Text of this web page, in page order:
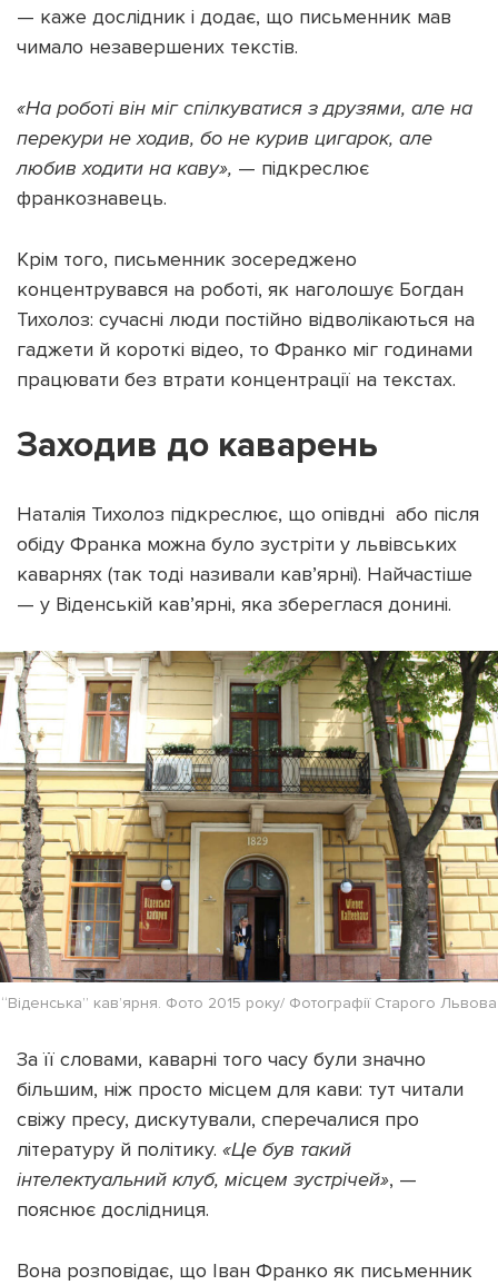
— каже дослідник і додає, що письменник мав
чимало незавершених текстів.
«На роботі він міг спілкуватися з друзями, але на
перекури не ходив, бо не курив цигарок, але
любив ходити на каву», — підкреслює
франкознавець.
Крім того, письменник зосереджено
концентрувався на роботі, як наголошує Богдан
Тихолоз: сучасні люди постійно відволікаються на
гаджети й короткі відео, то Франко міг годинами
працювати без втрати концентрації на текстах.
Заходив до каварень
Наталія Тихолоз підкреслює, що опівдні або після
обіду Франка можна було зустріти у львівських
каварнях (так тоді називали кав’ярні). Найчастіше
— у Віденській кав’ярні, яка збереглася донині.
“Вiденська” кав’ярня. Фото 2015 року/ Фотографії Старого Львова
За її словами, каварні того часу були значно
більшим, ніж просто місцем для кави: тут читали
свіжу пресу, дискутували, сперечалися про
літературу й політику. «Це був такий
інтелектуальний клуб, місцем зустрічей», —
пояснює дослідниця.
Вона розповідає, що Іван Франко як письменник